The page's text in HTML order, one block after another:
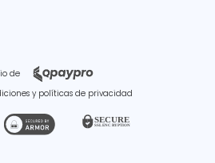
de
y políticas de privacidad